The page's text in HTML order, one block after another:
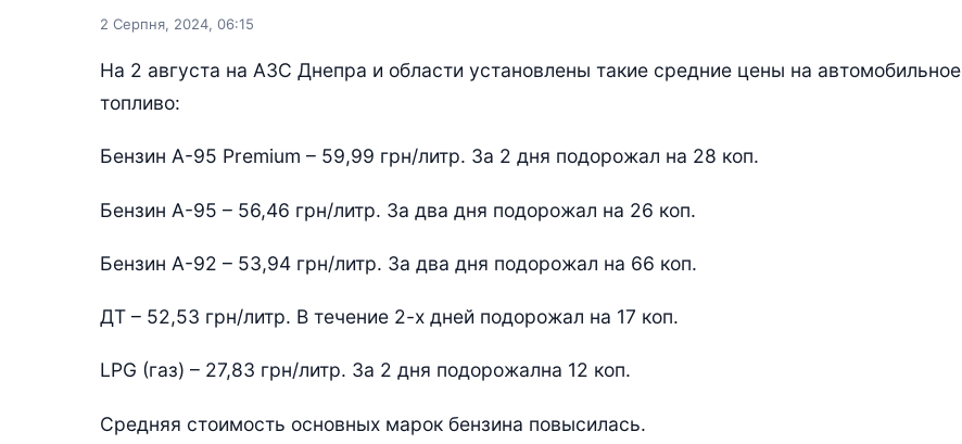
2 Серпня, 2024, 06:15
На 2 августа на АЗС Днепра и области установлены такие средние цены на автомобильное
топливо:
Бензин А-95 Premium – 59,99 грн/литр. За 2 дня подорожал на 28 коп.
Бензин А-95 – 56,46 грн/литр. За два дня подорожал на 26 коп.
Бензин А-92 – 53,94 грн/литр. За два дня подорожал на 66 коп.
ДТ – 52,53 грн/литр. В течение 2-х дней подорожал на 17 коп.
LPG (газ) – 27,83 грн/литр. За 2 дня подорожална 12 коп.
Средняя стоимость основных марок бензина повысилась.